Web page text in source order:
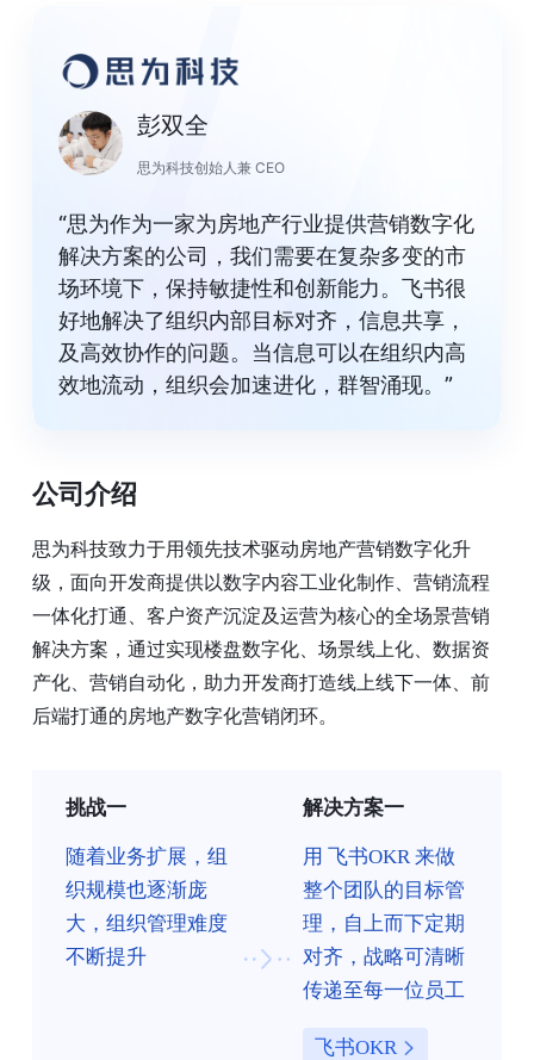
彭双全
思为科技创始人兼 CEO
“思为作为一家为房地产行业提供营销数字化
解决方案的公司，我们需要在复杂多变的市
场环境下，保持敏捷性和创新能力。飞书很
好地解决了组织内部目标对齐，信息共享，
及高效协作的问题。当信息可以在组织内高
效地流动，组织会加速进化，群智涌现。”
公司介绍
思为科技致力于用领先技术驱动房地产营销数字化升
级，面向开发商提供以数字内容工业化制作、营销流程
一体化打通、客户资产沉淀及运营为核心的全场景营销
解决方案，通过实现楼盘数字化、场景线上化、数据资
产化、营销自动化，助力开发商打造线上线下一体、前
后端打通的房地产数字化营销闭环。
挑战一
随着业务扩展，组
织规模也逐渐庞
大，组织管理难度
不断提升
解决方案一
用 飞书OKR 来做
整个团队的目标管
理，自上而下定期
对齐，战略可清晰
传递至每一位员工
飞书OKR